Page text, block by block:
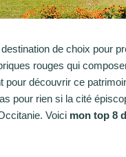
de choix pour
rouges qui
découvrir ce
pour rien si la cité
Voici mon top 8